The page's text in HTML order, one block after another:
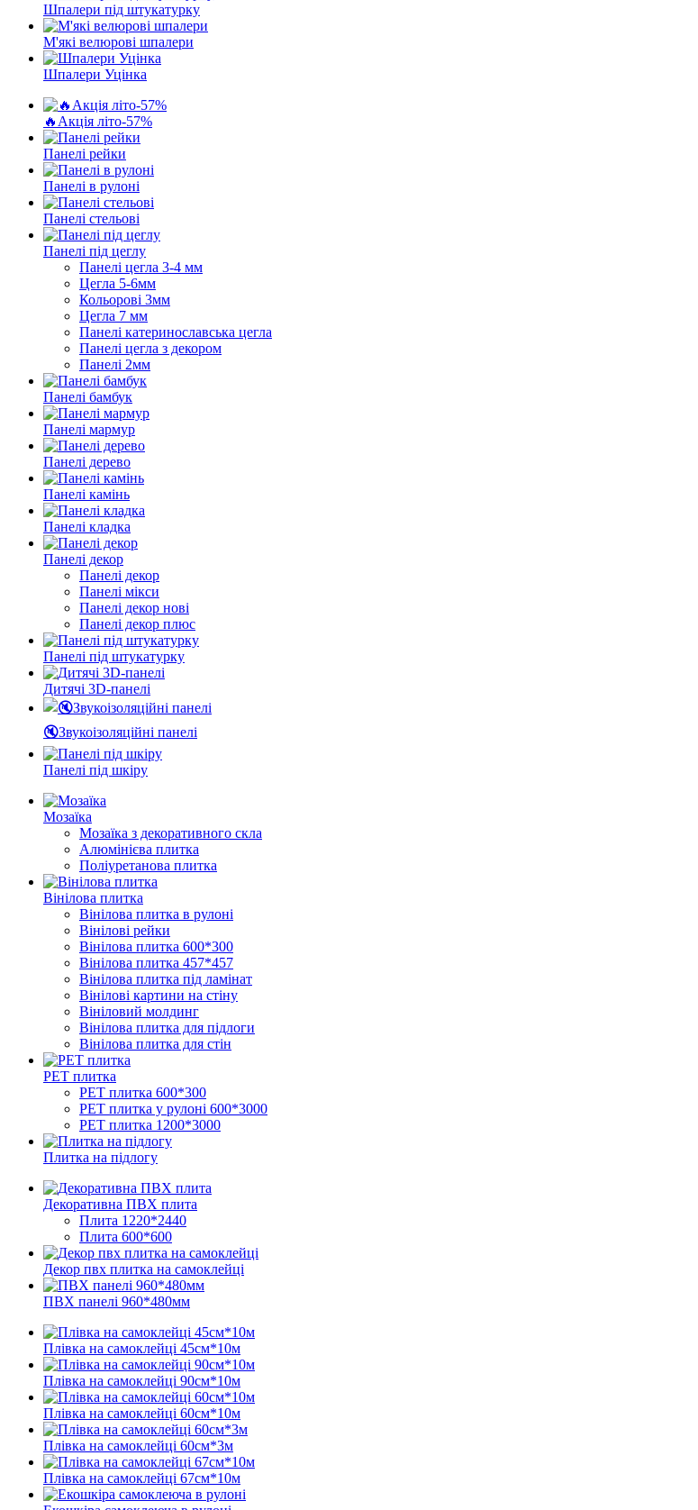
Шпалери під штукатурку
М'які велюрові шпалери
Шпалери Уцінка
🔥Акція літо-57%
Панелі рейки
Панелі в рулоні
Панелі стельові
Панелі під цеглу
Панелі цегла 3-4 мм
Цегла 5-6мм
Кольорові 3мм
Цегла 7 мм
Панелі катеринославська цегла
Панелі цегла з декором
Панелі 2мм
Панелі бамбук
Панелі мармур
Панелі дерево
Панелі камінь
Панелі кладка
Панелі декор
Панелі декор
Панелі мікси
Панелі декор нові
Панелі декор плюс
Панелі під штукатурку
Дитячі 3D-панелі
🔇Звукоізоляційні панелі
Панелі під шкіру
Мозаїка
Мозаїка з декоративного скла
Алюмінієва плитка
Поліуретанова плитка
Вінілова плитка
Вінілова плитка в рулоні
Вінілові рейки
Вінілова плитка 600*300
Вінілова плитка 457*457
Вінілова плитка під ламінат
Вінілові картини на стіну
Вініловий молдинг
Вінілова плитка для підлоги
Вінілова плитка для стін
PЕT плитка
PET плитка 600*300
PET плитка у рулоні 600*3000
PЕT плитка 1200*3000
Плитка на підлогу
Декоративна ПВХ плита
Плита 1220*2440
Плита 600*600
Декор пвх плитка на самоклейці
ПВХ панелі 960*480мм
Плівка на самоклейці 45см*10м
Плівка на самоклейці 90см*10м
Плівка на самоклейці 60см*10м
Плівка на самоклейці 60см*3м
Плівка на самоклейці 67см*10м